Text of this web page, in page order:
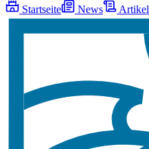
Startseite
News Artikel